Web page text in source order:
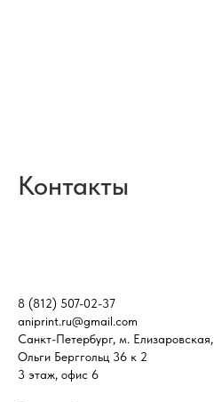
Контакты
8 (812) 507-02-37
aniprint.ru@gmail.com
Санкт-Петербург, м. Елизаровская,
Ольги Берггольц 36 к 2
3 этаж, офис 6